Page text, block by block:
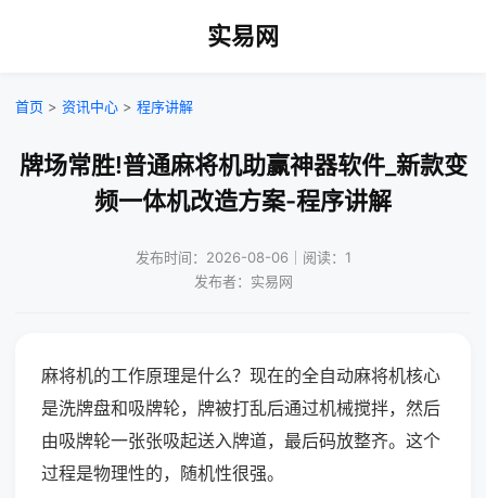
实易网
首页 > 资讯中心 > 程序讲解
牌场常胜!普通麻将机助赢神器软件_新款变
频一体机改造方案-程序讲解
发布时间：2026-08-06｜阅读：1
发布者：实易网
麻将机的工作原理是什么？现在的全自动麻将机核心
是洗牌盘和吸牌轮，牌被打乱后通过机械搅拌，然后
由吸牌轮一张张吸起送入牌道，最后码放整齐。这个
过程是物理性的，随机性很强。